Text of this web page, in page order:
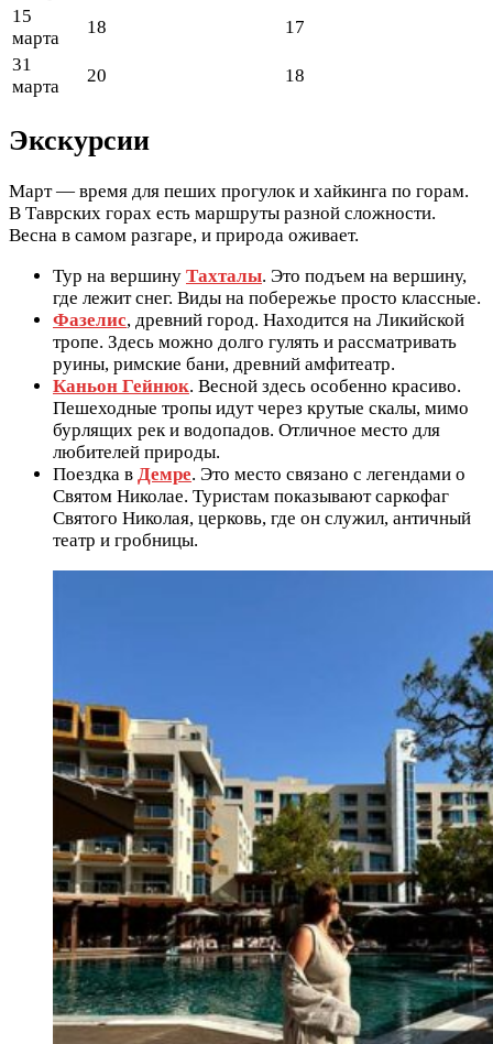
15
марта
18
17
31
марта
20 18
Экскурсии
Март — время для пеших прогулок и хайкинга по горам.
В Таврских горах есть маршруты разной сложности.
Весна в самом разгаре, и природа оживает.
Тур на вершину Тахталы. Это подъем на вершину,
где лежит снег. Виды на побережье просто классные.
Фазелис, древний город. Находится на Ликийской
тропе. Здесь можно долго гулять и рассматривать
руины, римские бани, древний амфитеатр.
Каньон Гейнюк. Весной здесь особенно красиво.
Пешеходные тропы идут через крутые скалы, мимо
бурлящих рек и водопадов. Отличное место для
любителей природы.
Поездка в Демре. Это место связано с легендами о
Святом Николае. Туристам показывают саркофаг
Святого Николая, церковь, где он служил, античный
театр и гробницы.